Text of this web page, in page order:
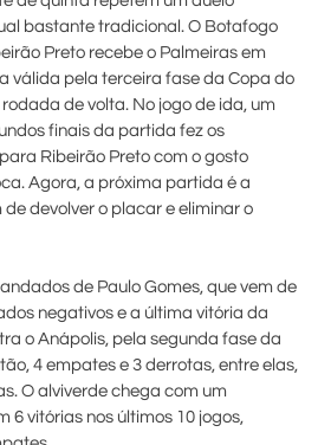
bastante tradicional. O Botafogo
Preto recebe o Palmeiras em
válida pela terceira fase da Copa do
rodada de volta. No jogo de ida, um
finais da partida fez os
Ribeirão Preto com o gosto
Agora, a próxima partida é a
devolver o placar e eliminar o
de Paulo Gomes, que vem de
negativos e a última vitória da
o Anápolis, pela segunda fase da
4 empates e 3 derrotas, entre elas,
O alviverde chega com um
6 vitórias nos últimos 10 jogos,